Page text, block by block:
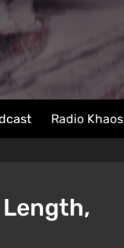
Radio Khaos